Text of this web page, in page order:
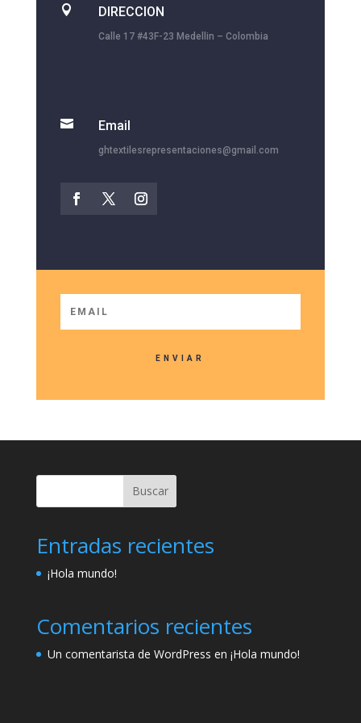
 DIRECCION
Calle 17 #43F-23 Medellin – Colombia
 Email
ghtextilesrepresentaciones@gmail.com
ENVIAR
Buscar
Entradas recientes
¡Hola mundo!
Comentarios recientes
Un comentarista de WordPress en ¡Hola mundo!